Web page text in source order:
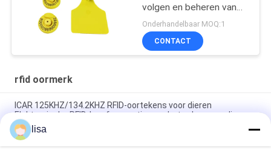
volgen en beheren van
vee
Onderhandelbaar MOQ:1
CONTACT
rfid oormerk
ICAR 125KHZ/134.2KHZ RFID-oortekens voor dieren
Elektronische RFID-laagfrequentie voor het volgen van dieren
ISO11784/85 Gecertificeerde dieridentificatiemerkingen voor
het gemakkelijker beheren van runderen en schapen
lisa